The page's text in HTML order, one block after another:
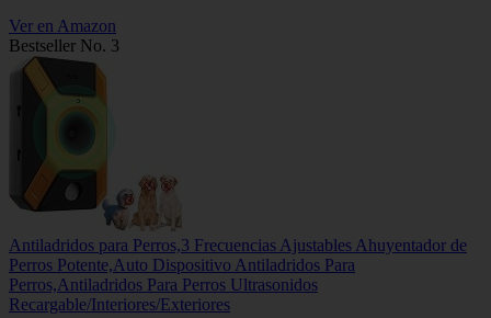
Ver en Amazon
Bestseller No. 3
Antiladridos para Perros,3 Frecuencias Ajustables Ahuyentador de
Perros Potente,Auto Dispositivo Antiladridos Para
Perros,Antiladridos Para Perros Ultrasonidos
Recargable/Interiores/Exteriores